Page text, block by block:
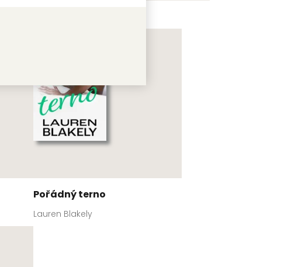
Pořádný terno
Lauren Blakely